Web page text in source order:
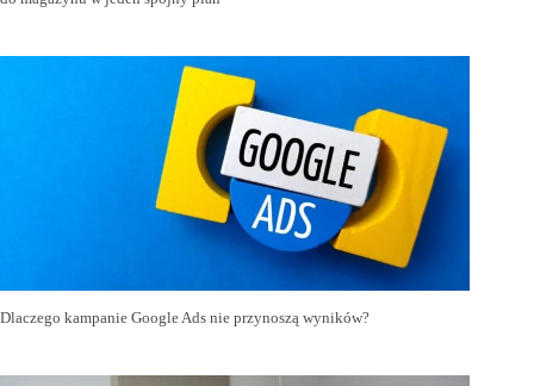
Dlaczego kampanie Google Ads nie przynoszą wyników?